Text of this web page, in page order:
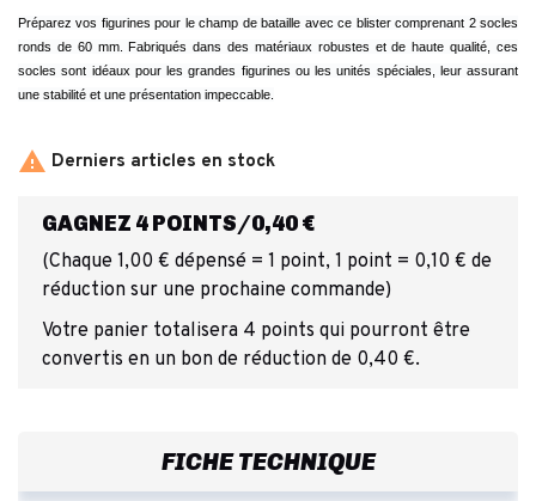
Préparez vos figurines pour le champ de bataille avec ce blister comprenant 2 socles
ronds de 60 mm. Fabriqués dans des matériaux robustes et de haute qualité, ces
socles sont idéaux pour les grandes figurines ou les unités spéciales, leur assurant
une stabilité et une présentation impeccable.
 Derniers articles en stock
GAGNEZ 4 POINTS/0,40 €
(Chaque 1,00 € dépensé = 1 point, 1 point = 0,10 € de
réduction sur une prochaine commande)
Votre panier totalisera 4 points qui pourront être
convertis en un bon de réduction de 0,40 €.
FICHE TECHNIQUE